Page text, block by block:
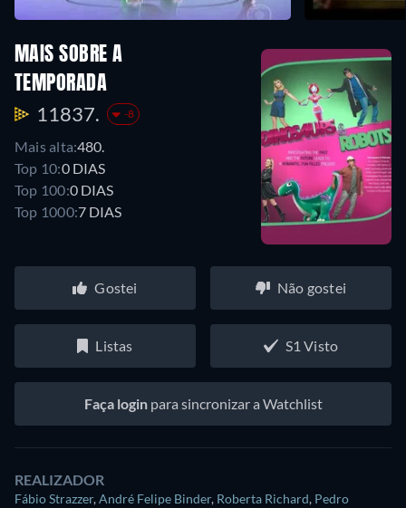
MAIS SOBRE A
TEMPORADA
11837. -8
Mais alta:480.
Top 10:0 DIAS
Top 100:0 DIAS
Top 1000:7 DIAS
Gostei Não gostei
Listas S1 Visto
Faça loginpara sincronizar a Watchlist
REALIZADOR
Fábio Strazzer,André Felipe Binder, Roberta Richard, Pedro